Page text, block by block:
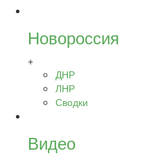
Новороссия
+
ДНР
ЛНР
Сводки
Видео